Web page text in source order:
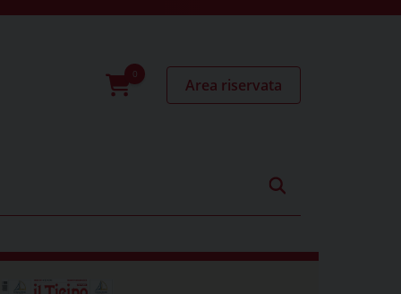
0
Area riservata